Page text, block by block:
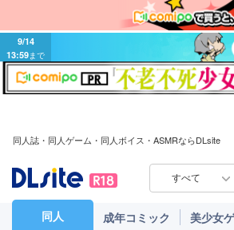
9/14
13:59まで
同人誌・同人ゲーム・同人ボイス・ASMRならDLsite
すべて
同人 成年コミック 美少女